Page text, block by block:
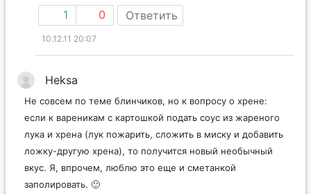
1 0 Ответить
10.12.11 20:07
Heksa
Не совсем по теме блинчиков, но к вопросу о хрене:
если к вареникам с картошкой подать соус из жареного
лука и хрена (лук пожарить, сложить в миску и добавить
ложку-другую хрена), то получится новый необычный
вкус. Я, впрочем, люблю это еще и сметанкой
заполировать. 🙂